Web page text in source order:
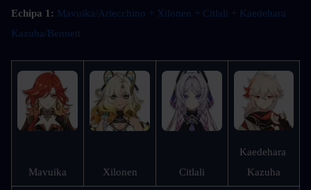
Echipa 1: Mavuika/Arlecchino + Xilonen + Citlali + Kaedehara
Kazuha/Bennett
Mavuika Xilonen Citlali
Kaedehara
Kazuha